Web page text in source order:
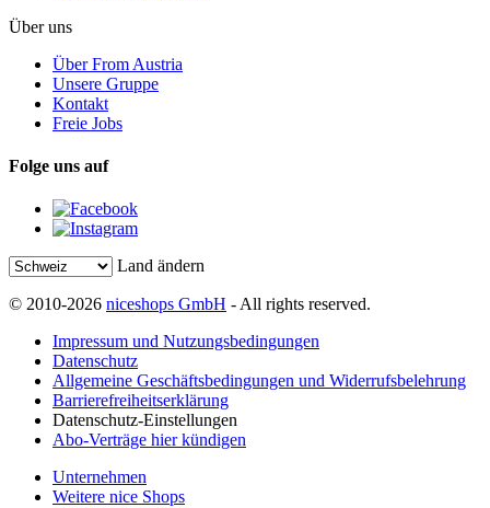
Über uns
Über From Austria
Unsere Gruppe
Kontakt
Freie Jobs
Folge uns auf
Land ändern
© 2010-2026 niceshops GmbH - All rights reserved.
Impressum und Nutzungsbedingungen
Datenschutz
Allgemeine Geschäftsbedingungen und Widerrufsbelehrung
Barrierefreiheitserklärung
Datenschutz-Einstellungen
Abo-Verträge hier kündigen
Unternehmen
Weitere nice Shops